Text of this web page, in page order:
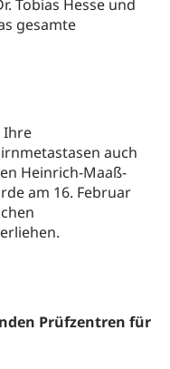
Tobias Hesse und
gesamte
Ihre
auch
Heinrich-Maaß-
am 16. Februar
Prüfzentren für